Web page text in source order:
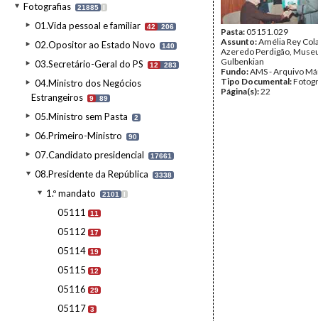
Fotografias 21885 I
01.Vida pessoal e familiar 42 206
02.Opositor ao Estado Novo 140
03.Secretário-Geral do PS 12 283
04.Ministro dos Negócios
Estrangeiros
9 89
05.Ministro sem Pasta 2
06.Primeiro-Ministro 90
07.Candidato presidencial 17661
08.Presidente da República 3338
1.º mandato 2101 I
05111 11
05112 17
05114 19
05115 12
05116 29
05117 3
Pasta:05151.029
Assunto:Amélia Rey
Azeredo Perdigão,
Gulbenkian
Fundo:AMS - Arquivo
Tipo Documental:
Página(s):22